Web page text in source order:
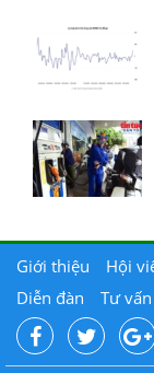
Giới thiệu Hội
Diễn đàn
Tư vấn